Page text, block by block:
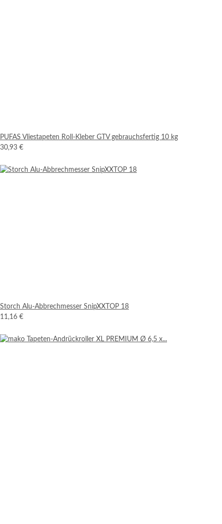
PUFAS Vliestapeten Roll-Kleber GTV gebrauchsfertig 10 kg
30,93 €
Storch Alu-Abbrechmesser SnipXXTOP 18
11,16 €